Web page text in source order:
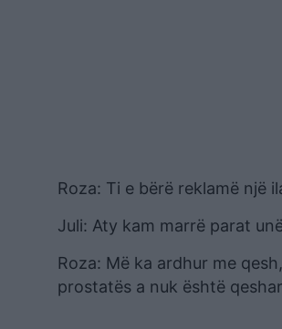
Roza: Ti e bërë reklamë një
Juli: Aty kam marrë parat
Roza: Më ka ardhur me
prostatës a nuk është